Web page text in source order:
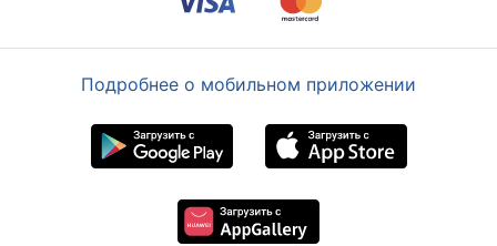
Подробнее о мобильном приложении